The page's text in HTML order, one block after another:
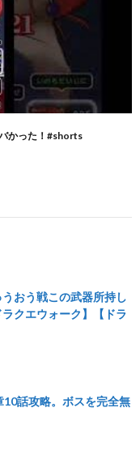
おう戦この武器所持し
クエウォーク】【ドラ
10話攻略。ボスを完全無